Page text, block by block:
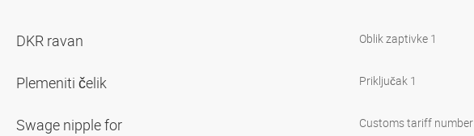
DKR ravan
Plemeniti čelik
Swage nipple for
Oblik zaptivke 1
Priključak 1
Customs tariff number